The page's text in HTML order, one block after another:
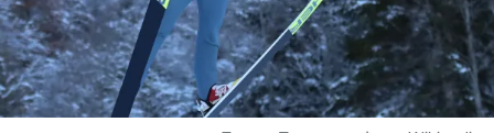
ІНШІ
БУКМЕКЕРИ